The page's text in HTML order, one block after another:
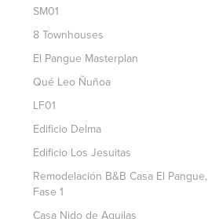
SM01
8 Townhouses
El Pangue Masterplan
Qué Leo Ñuñoa
LF01
Edificio Delma
Edificio Los Jesuitas
Remodelación B&B Casa El Pangue,
Fase 1
Casa Nido de Aguilas